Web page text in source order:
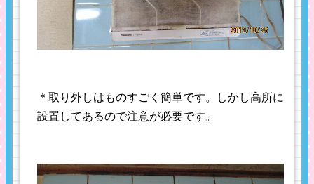
＊取り外しはものすごく簡単です。しかし高所に
設置してあるので注意が必要です。